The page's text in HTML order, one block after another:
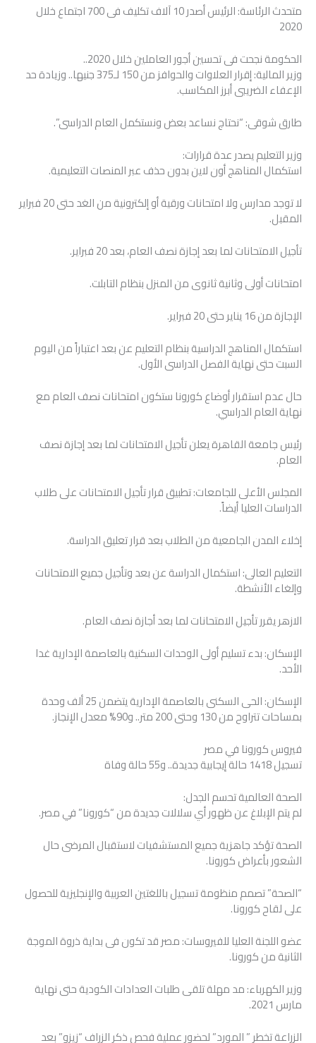
متحدث الرئاسة: الرئيس أصدر 10 آلاف تكليف فى 700 اجتماع خلال
2020
الحكومة نجحت فى تحسين أجور العاملين خلال 2020..
وزير المالية: إقرار العلاوات والحوافز من 150 لـ375 جنيها.. وزيادة حد
الإعفاء الضريبى أبرز المكاسب.
طارق شوقى: “نحتاج نساعد بعض ونستكمل العام الدراسى”.
وزير التعليم يصدر عدة قرارات:
استكمال المناهج أون لاين بدون حذف عبر المنصات التعليمية.
لا توجد مدارس ولا امتحانات ورقية أو إلكترونية من الغد حتى 20 فبراير
المقبل.
تأجيل الامتحانات لما بعد إجازة نصف العام، بعد 20 فبراير.
امتحانات أولى وثانية ثانوى من المنزل بنظام التابلت.
الإجازة من 16 يناير حتى 20 فبراير.
استكمال المناهج الدراسية بنظام التعليم عن بعد اعتباراً من اليوم
السبت حتى نهاية الفصل الدراسى الأول.
حال عدم استقرار أوضاع كورونا ستكون امتحانات نصف العام مع
نهاية العام الدراسي.
رئيس جامعة القاهرة يعلن تأجيل الامتحانات لما بعد إجازة نصف
العام.
المجلس الأعلى للجامعات: تطبيق قرار تأجيل الامتحانات على طلاب
الدراسات العليا أيضاً.
إخلاء المدن الجامعية من الطلاب بعد قرار تعليق الدراسة.
التعليم العالى: استكمال الدراسة عن بعد وتأجيل جميع الامتحانات
وإلغاء الأنشطة.
الازهر يقرر تأجيل الامتحانات لما بعد أجازة نصف العام.
الإسكان: بدء تسليم أولى الوحدات السكنية بالعاصمة الإدارية غدا
الأحد.
الإسكان: الحى السكنى بالعاصمة الإدارية يتضمن 25 ألف وحدة
بمساحات تتراوح من 130 وحتى 200 متر.. و90% معدل الإنجاز.
‏فيروس كورونا في مصر
تسجيل 1418 حالة إيجابية جديدة.. و55 حالة وفاة
الصحة العالمية تحسم الجدل:
لم يتم الإبلاغ عن ظهور أي سلالات جديدة من “كورونا” في مصر.
الصحة تؤكد جاهزية جميع المستشفيات لاستقبال المرضى حال
الشعور بأعراض كورونا.
“الصحة” تصمم منظومة تسجيل باللغتين العربية والإنجليزية للحصول
على لقاح كورونا.
عضو اللجنة العليا للفيروسات: مصر قد تكون فى بداية ذروة الموجة
الثانية من كورونا.
وزير الكهرباء: مد مهلة تلقى طلبات العدادات الكودية حتى نهاية
مارس 2021.
الزراعة تخطر ” المورد” لحضور عملية فحص ذكر الزراف “زيزو” بعد